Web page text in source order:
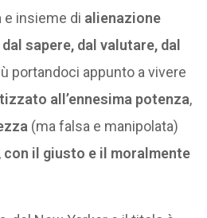
e insieme di alienazione
dal sapere, dal valutare, dal
portandoci appunto a vivere
all’ennesima potenza,
(ma falsa e manipolata)
con il giusto e il moralmente